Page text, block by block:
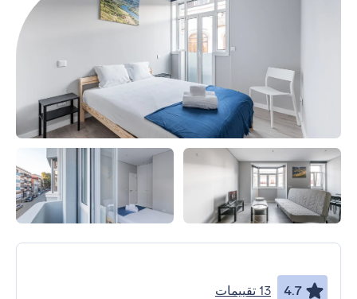
4.7 13 تقييمات